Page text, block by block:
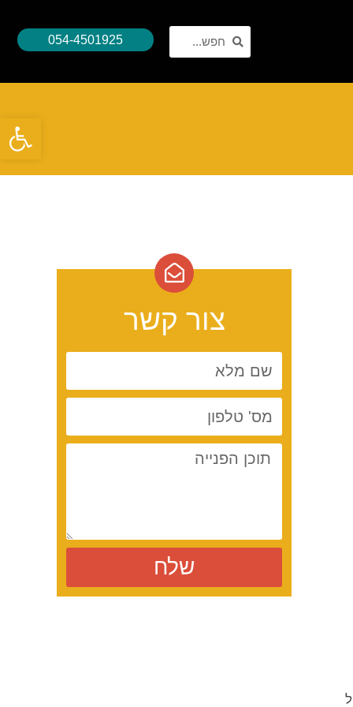
פתח סרגל נגישות
054-4501925
צור קשר
שלח